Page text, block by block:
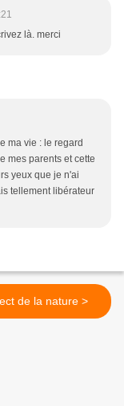
là. merci
ma vie : le regard
mes parents et cette
yeux que je n'ai
tellement libérateur
Respect de la nature >